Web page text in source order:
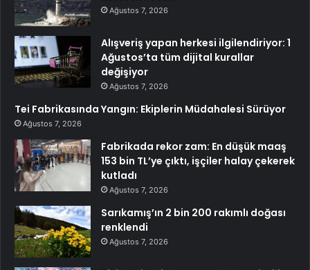
Ağustos 7, 2026
Alışveriş yapan herkesi ilgilendiriyor: 1
Ağustos’ta tüm dijital kurallar
değişiyor
Ağustos 7, 2026
Tei Fabrikasında Yangın: Ekiplerin Müdahalesi Sürüyor
Ağustos 7, 2026
Fabrikada rekor zam: En düşük maaş
153 bin TL’ye çıktı, işçiler halay çekerek
kutladı
Ağustos 7, 2026
Sarıkamış’ın 2 bin 200 rakımlı doğası
renklendi
Ağustos 7, 2026